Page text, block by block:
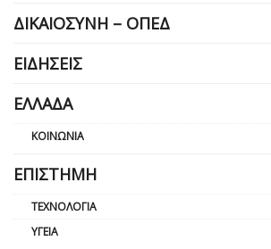
ΔΙΚΑΙΟΣΎΝΗ – ΟΠΕΔ
ΕΙΔΉΣΕΙΣ
ΕΛΛΆΔΑ
ΚΟΙΝΩΝΊΑ
ΕΠΙΣΤΉΜΗ
ΤΕΧΝΟΛΟΓΊΑ
ΥΓΕΊΑ